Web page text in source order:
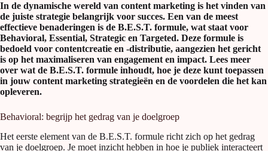
In de dynamische wereld van content marketing is het vinden van
de juiste strategie belangrijk voor succes. Een van de meest
effectieve benaderingen is de B.E.S.T. formule, wat staat voor
Behavioral, Essential, Strategic en Targeted. Deze formule is
bedoeld voor contentcreatie en -distributie, aangezien het gericht
is op het maximaliseren van engagement en impact. Lees meer
over wat de B.E.S.T. formule inhoudt, hoe je deze kunt toepassen
in jouw content marketing strategieën en de voordelen die het kan
opleveren.
Behavioral: begrijp het gedrag van je doelgroep
Het eerste element van de B.E.S.T. formule richt zich op het gedrag
van je doelgroep. Je moet inzicht hebben in hoe je publiek interacteert